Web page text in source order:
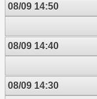
08/09 14:50
08/09 14:40
08/09 14:30